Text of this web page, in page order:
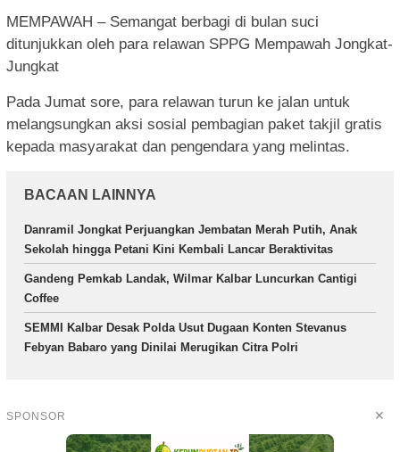
MEMPAWAH – Semangat berbagi di bulan suci
ditunjukkan oleh para relawan SPPG Mempawah Jongkat-
Jungkat
Pada Jumat sore, para relawan turun ke jalan untuk
melangsungkan aksi sosial pembagian paket takjil gratis
kepada masyarakat dan pengendara yang melintas.
BACAAN LAINNYA
Danramil Jongkat Perjuangkan Jembatan Merah Putih, Anak
Sekolah hingga Petani Kini Kembali Lancar Beraktivitas
Gandeng Pemkab Landak, Wilmar Kalbar Luncurkan Cantigi
Coffee
SEMMI Kalbar Desak Polda Usut Dugaan Konten Stevanus
Febyan Babaro yang Dinilai Merugikan Citra Polri
SPONSOR ✕